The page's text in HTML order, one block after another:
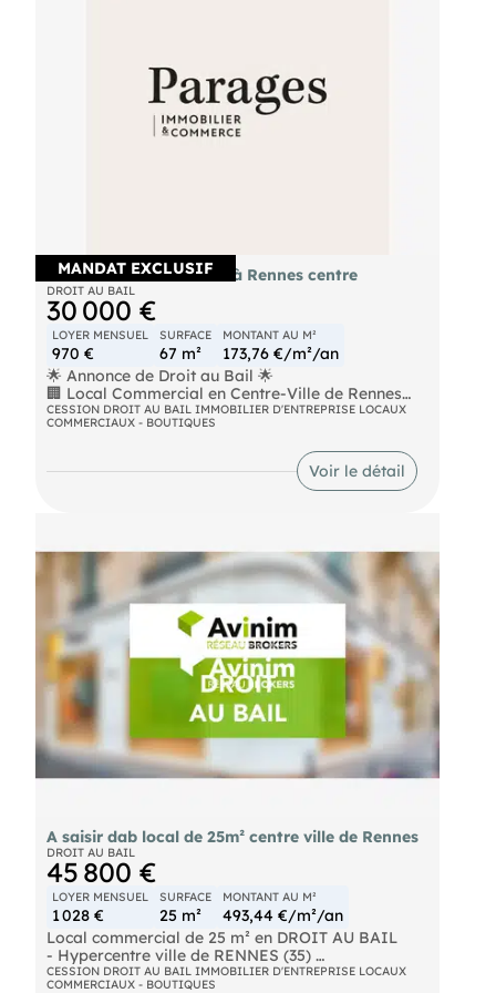
MANDAT EXCLUSIF
Droit au bail local 67m² à Rennes centre
DROIT AU BAIL
30 000 €
LOYER MENSUEL
970 €
SURFACE
67 m²
MONTANT AU M²
173,76 €/m²/an
🌟 Annonce de Droit au Bail 🌟
🏢 Local Commercial en Centre-Ville de Rennes
Disponible 🏢
Caractéristiques du Local Commercial :
🌟 Emplacement privilégié au centre-ville de
Rennes, dans une zone à fort passage piétonnier
🌟 Surface spacieuse de 67m² et bien agencée,
🌟 Environnement dynamique et attractif, entouré
de commerces, restaurants et bureaux
🔹 Position stratégique dans l'un des quartiers les
plus animés de Rennes, garantissant une visibilité
accrue pour votre entreprise
Informations Pratiques :
📅 Disponible immédiatement
📞 Pour plus de détails ou pour organiser une
visite, veuillez nous contacter
Les informations sur les risques auxquels ce bien
est exposé sont disponibles sur
CESSION DROIT AU BAIL IMMOBILIER D'ENTREPRISE LOCAUX
COMMERCIAUX - BOUTIQUES
Voir le détail
A saisir dab local de 25m² centre ville de Rennes
DROIT AU BAIL
45 800 €
LOYER MENSUEL
1 028 €
SURFACE
25 m²
MONTANT AU M²
493,44 €/m²/an
Local commercial de 25 m² en DROIT AU BAIL
- Hypercentre ville de RENNES (35)
CESSION DROIT AU BAIL IMMOBILIER D'ENTREPRISE LOCAUX
COMMERCIAUX - BOUTIQUES